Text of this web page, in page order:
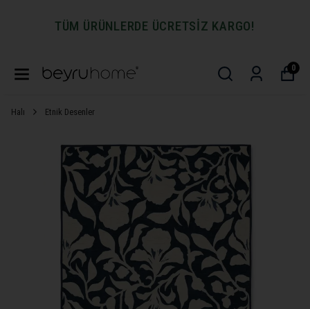
TÜM ÜRÜNLERDE ÜCRETSİZ KARGO!
0
Halı Etnik Desenler